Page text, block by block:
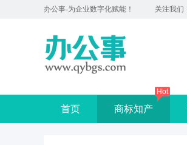
办公事-为企业数字化赋能！ 关注我们
首页 商标知产
Hot